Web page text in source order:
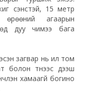
сэнстэй, 15 метр
өрөөний агаарын
дуу чимээ бага
загвар нь илүү том
болон түүнээс дээш
хамаагүй богино